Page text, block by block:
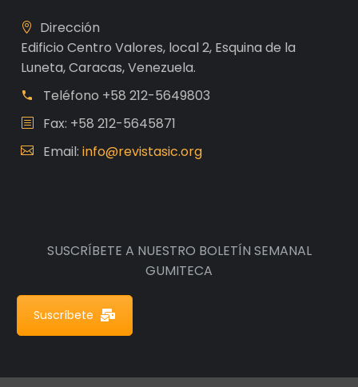
Dirección
Edificio Centro Valores, local 2, Esquina de la
Luneta, Caracas, Venezuela.
Teléfono +58 212-5649803
Fax: +58 212-5645871
Email: info@revistasic.org
SUSCRÍBETE A NUESTRO BOLETÍN SEMANAL
GUMITECA
Suscríbete